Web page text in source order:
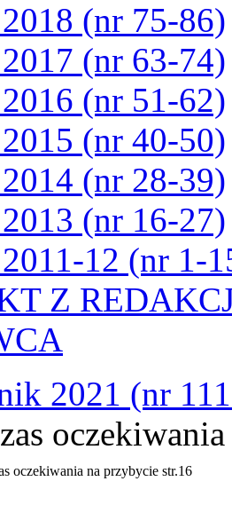
(nr 75-86)
(nr 63-74)
(nr 51-62)
(nr 40-50)
(nr 28-39)
(nr 16-27)
12 (nr 1-
Z
2021 (nr
oczekiwania na przybycie str.16